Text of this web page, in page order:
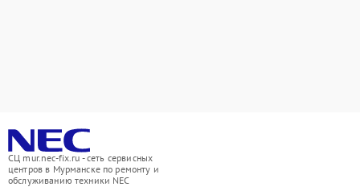
СЦ mur.nec-fix.ru - сеть сервисных
центров в Мурманске по ремонту и
обслуживанию техники NEC